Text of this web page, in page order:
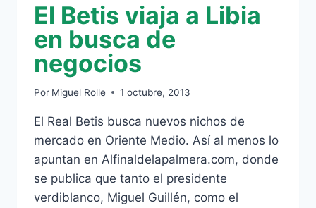
El Betis viaja a Libia
en busca de
negocios
Por Miguel Rolle 1 octubre, 2013
El Real Betis busca nuevos nichos de
mercado en Oriente Medio. Así al menos lo
apuntan en Alfinaldelapalmera.com, donde
se publica que tanto el presidente
verdiblanco, Miguel Guillén, como el